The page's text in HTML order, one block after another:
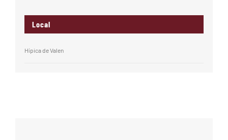
Local
Hípica de Valen